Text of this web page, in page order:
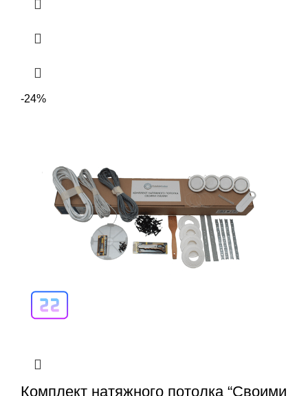
-24%
Комплект натяжного потолка “Своими